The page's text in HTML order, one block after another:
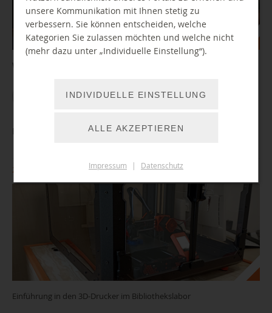
Wir verkaufen ausgesonderte Bibliotheksmedien.
WEITER LESEN
Einführung/ Führerschein 3D-Drucker
26.11.2026 15:00 Uhr
Einführung in den 3D-Drucker im Bibliothekslabor
unsere Kommunikation mit Ihnen stetig zu
verbessern. Sie können entscheiden, welche
Kategorien Sie zulassen möchten und welche nicht
(mehr dazu unter „Individuelle Einstellung“).
INDIVIDUELLE EINSTELLUNG
ALLE AKZEPTIEREN
Impressum | Datenschutz